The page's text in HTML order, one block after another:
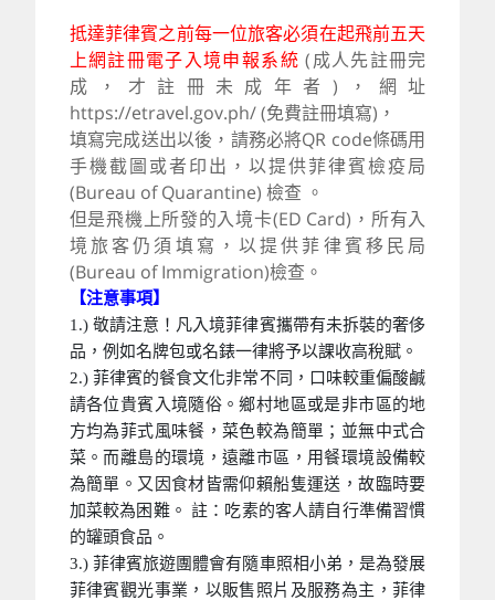
抵達菲律賓之前每一位旅客必須在起飛前五天
上網註冊電子入境申報系統(成人先註冊完
成，才註冊未成年者)，網址
https://etravel.gov.ph/ (免費註冊填寫)，
填寫完成送出以後，請務必將QR code條碼用
手機截圖或者印出，以提供菲律賓檢疫局
(Bureau of Quarantine) 檢查 。
但是飛機上所發的入境卡(ED Card)，所有入
境旅客仍須填寫，以提供菲律賓移民局
(Bureau of Immigration)檢查。
【注意事項】
1.) 敬請注意！凡入境菲律賓攜帶有未拆裝的奢侈
品，例如名牌包或名錶一律將予以課收高稅賦。
2.) 菲律賓的餐食文化非常不同，口味較重偏酸鹹
請各位貴賓入境隨俗。鄉村地區或是非市區的地
方均為菲式風味餐，菜色較為簡單；並無中式合
菜。而離島的環境，遠離市區，用餐環境設備較
為簡單。又因食材皆需仰賴船隻運送，故臨時要
加菜較為困難。 註：吃素的客人請自行準備習慣
的罐頭食品。
3.) 菲律賓旅遊團體會有隨車照相小弟，是為發展
菲律賓觀光事業，以販售照片及服務為主，菲律